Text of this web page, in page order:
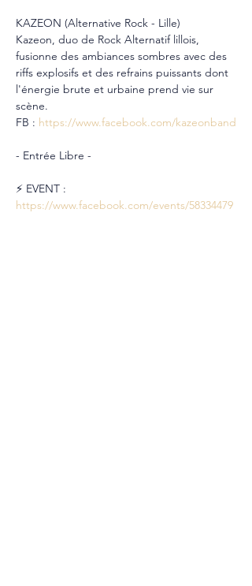
KAZEON (Alternative Rock - Lille)
Kazeon, duo de Rock Alternatif lillois,
fusionne des ambiances sombres avec des
riffs explosifs et des refrains puissants dont
l'énergie brute et urbaine prend vie sur
scène.
FB : https://www.facebook.com/kazeonband
- Entrée Libre -
⚡️ EVENT :
https://www.facebook.com/events/58334479